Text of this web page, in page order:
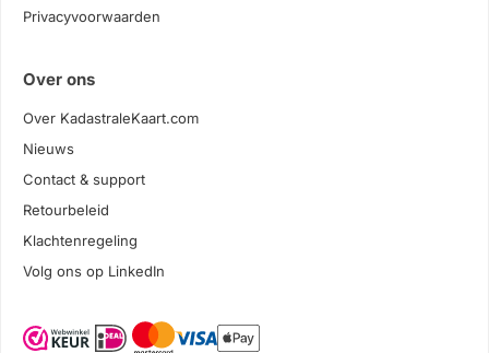
Privacyvoorwaarden
Over ons
Over KadastraleKaart.com
Nieuws
Contact & support
Retourbeleid
Klachtenregeling
Volg ons op LinkedIn